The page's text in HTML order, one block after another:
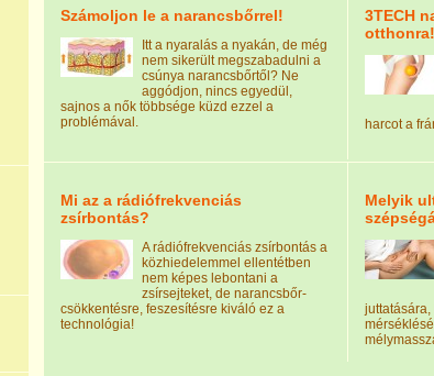
Számoljon le a narancsbőrrel!
Itt a nyaralás a nyakán, de még
nem sikerült megszabadulni a
csúnya narancsbőrtől? Ne
aggódjon, nincs egyedül,
sajnos a nők többsége küzd ezzel a
problémával.
3TECH
otthonra!
harcot a
Mi az a rádiófrekvenciás
zsírbontás?
A rádiófrekvenciás zsírbontás a
közhiedelemmel ellentétben
nem képes lebontani a
zsírsejteket, de narancsbőr-
csökkentésre, feszesítésre kiváló ez a
technológia!
Melyik